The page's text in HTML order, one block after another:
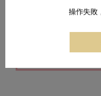
操作失敗